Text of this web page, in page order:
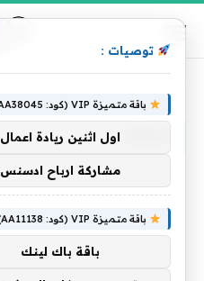
توصيات :
باقة متميزة VIP (كود: AA38045):
اول اثنين ريادة اعمال
مشاركة ارباح ادسنس
باقة متميزة VIP (كود: AA11138):
باقة باك لينك